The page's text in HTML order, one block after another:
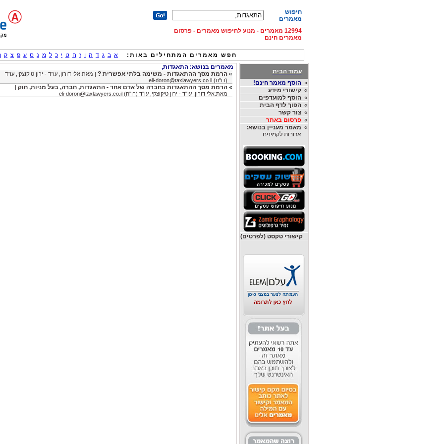
חיפוש
מאמרים
12994 מאמרים - מנוע לחיפוש מאמרים - פרסום
מאמרים חינם
חפש מאמרים המתחילים באות: א ב ג ד ה ו ז ח ט י כ ל מ נ ס ע פ צ ק
עמוד הבית
»הוסף מאמר חינם!
»קישורי מידע
»הוסף למועדפים
»הפוך לדף הבית
»צור קשר
»פרסום באתר
» מאמר מעניין בנושא:
ארובות לקמינים
קישורי טקסט (לפרטים)
מאמרים בנושא: התאגדות,
» הרמת מסך ההתאגדות - משימה בלתי אפשרית ? | מאת:אלי דורון, עו"ד - ירון טיקוצקי, עו"ד
(רו"ח) eli-doron@taxlawyers.co.il
» הרמת מסך ההתאגדות בחברה של אדם אחד - התאגדות, חברה, בעל מניות, חוק |
מאת:אלי דורון, עו"ד - ירון טיקוצקי, עו"ד (רו"ח) eli-doron@taxlawyers.co.il